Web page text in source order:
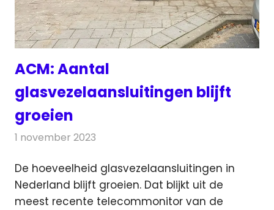
ACM: Aantal
glasvezelaansluitingen blijft
groeien
1 november 2023
De hoeveelheid glasvezelaansluitingen in
Nederland blijft groeien. Dat blijkt uit de
meest recente telecommonitor van de